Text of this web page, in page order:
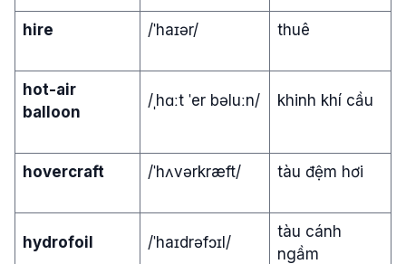
hire /ˈhaɪər/ thuê
hot-air
balloon
/ˌhɑːt ˈer bəluːn/ khinh khí cầu
hovercraft /ˈhʌvərkræft/ tàu đệm hơi
hydrofoil /ˈhaɪdrəfɔɪl/
tàu cánh
ngầm